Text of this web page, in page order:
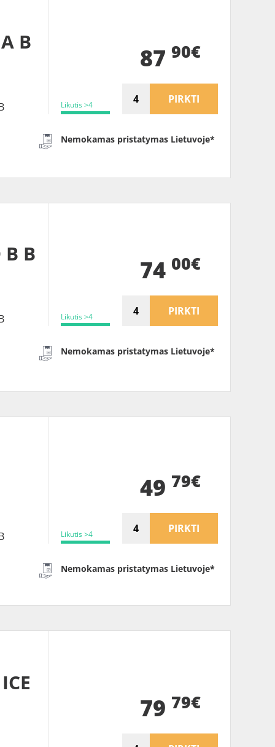
B
Likutis >4
87 90€
PIRKTI
Nemokamas pristatymas Lietuvoje*
B
Likutis >4
74 00€
PIRKTI
Nemokamas pristatymas Lietuvoje*
Likutis >4
49 79€
PIRKTI
Nemokamas pristatymas Lietuvoje*
79 79€